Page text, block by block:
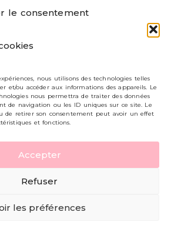
le consentement
nous utilisons des technologies telles
et/ou accéder aux informations des appareils. Le
nous permettra de traiter des données
de navigation ou les ID uniques sur ce site. Le
de retirer son consentement peut avoir un effet
et fonctions.
Accepter
Refuser
les préférences
- CGV